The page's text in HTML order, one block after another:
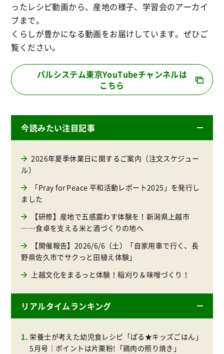
ったレシピ動画から、産地の様子、学習会のアーカイ
ブまで。
くらしが豊かになる動画をお届けしています。ぜひご
覧ください。
パルシステム東京YouTubeチャンネルは
こちら
今読みたい注目記事
2026年夏季休業日に関するご案内（注文スケジュー
ル）
「Pray for Peace 平和活動レポート2025」を発行し
ました
【研修】産地で五感震わす体験を！新潟県上越市
──食卓を支える米と酒づくりの地へ
【開催報告】2026/6/6（土）「自家用車で行く、長
野県佐久市でサクっと田植え体験」
上越文化をまるっと体験！稲刈り＆味噌づくり！
リアルタイムランキング
栄養士が考えた幼児食レシピ「ぱる★キッズごはん」
5月号｜ポイントは片栗粉!「鶏肉の照り焼き」